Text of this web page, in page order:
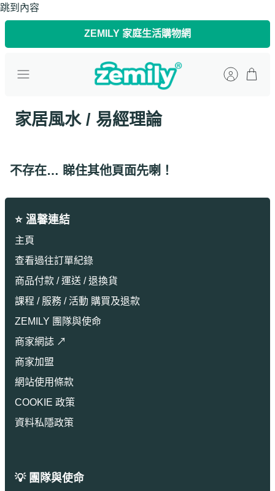
跳到內容
ZEMILY 家庭生活購物網
家居風水 / 易經理論
不存在… 睇住其他頁面先喇！
⭐ 溫馨連結
主頁
查看過往訂單紀錄
商品付款 / 運送 / 退換貨
課程 / 服務 / 活動 購買及退款
ZEMILY 團隊與使命
商家網誌 ↗
商家加盟
網站使用條款
COOKIE 政策
資料私隱政策
💡 團隊與使命